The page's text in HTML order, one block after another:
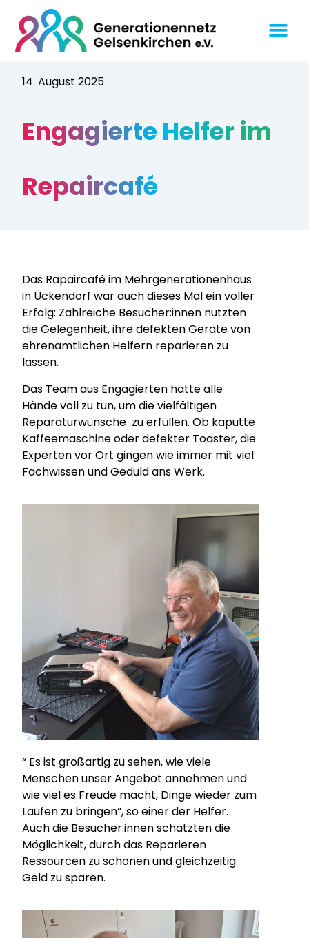
14. August 2025
Engagierte Helfer im
Repaircafé
Das Rapaircafé im Mehrgenerationenhaus
in Ückendorf war auch dieses Mal ein voller
Erfolg: Zahlreiche Besucher:innen nutzten
die Gelegenheit, ihre defekten Geräte von
ehrenamtlichen Helfern reparieren zu
lassen.
Das Team aus Engagierten hatte alle
Hände voll zu tun, um die vielfältigen
Reparaturwünsche zu erfüllen. Ob kaputte
Kaffeemaschine oder defekter Toaster, die
Experten vor Ort gingen wie immer mit viel
Fachwissen und Geduld ans Werk.
“ Es ist großartig zu sehen, wie viele
Menschen unser Angebot annehmen und
wie viel es Freude macht, Dinge wieder zum
Laufen zu bringen“, so einer der Helfer.
Auch die Besucher:innen schätzten die
Möglichkeit, durch das Reparieren
Ressourcen zu schonen und gleichzeitig
Geld zu sparen.